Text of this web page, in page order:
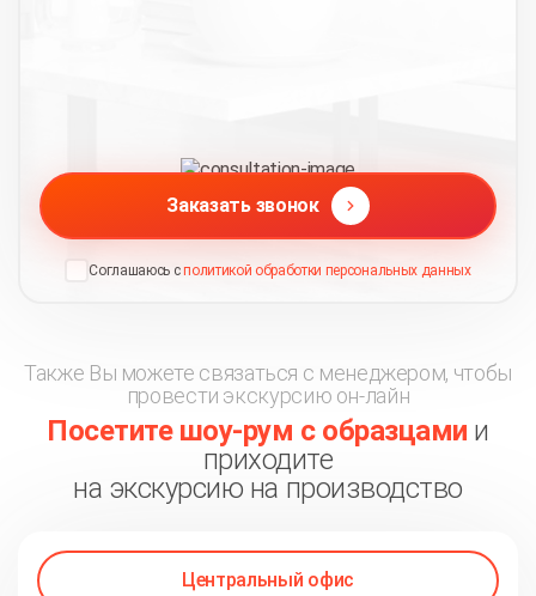
Заказать звонок
Соглашаюсь с политикой обработки персональных данных
Также Вы можете связаться с менеджером, чтобы
провести экскурсию он-лайн
Посетите шоу-рум с образцами и
приходите
на экскурсию на производство
Центральный офис